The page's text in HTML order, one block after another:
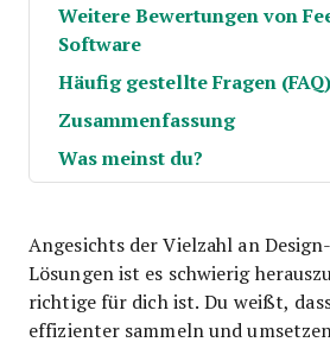
Weitere Bewertungen von
Software
Häufig gestellte Fragen (FAQ)
Zusammenfassung
Was meinst du?
Angesichts der Vielzahl an
Lösungen ist es schwierig
richtige für dich ist. Du weißt,
effizienter sammeln und